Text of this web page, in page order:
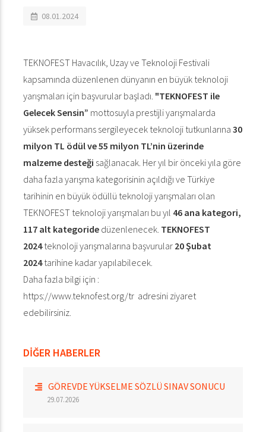
08.01.2024
TEKNOFEST Havacılık, Uzay ve Teknoloji Festivali
kapsamında düzenlenen dünyanın en büyük teknoloji
yarışmaları için başvurular başladı. "TEKNOFEST ile
Gelecek Sensin” mottosuyla prestijli yarışmalarda
yüksek performans sergileyecek teknoloji tutkunlarına 30
milyon TL ödül ve 55 milyon TL’nin üzerinde
malzeme desteği sağlanacak. Her yıl bir önceki yıla göre
daha fazla yarışma kategorisinin açıldığı ve Türkiye
tarihinin en büyük ödüllü teknoloji yarışmaları olan
TEKNOFEST teknoloji yarışmaları bu yıl 46 ana kategori,
117 alt kategoride düzenlenecek. TEKNOFEST
2024teknoloji yarışmalarına başvurular 20 Şubat
2024tarihine kadar yapılabilecek.
Daha fazla bilgi için :
https://www.teknofest.org/tr adresini ziyaret
edebilirsiniz.
DİĞER HABERLER
GÖREVDE YÜKSELME SÖZLÜ SINAV SONUCU
29.07.2026